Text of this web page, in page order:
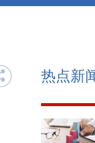
热点新